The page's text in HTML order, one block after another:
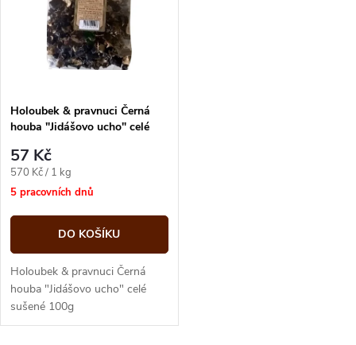
p
r
o
d
u
k
s
p
r
o
d
u
Holoubek & pravnuci Černá
houba "Jidášovo ucho" celé
57 Kč
Měrná
cena:
570 Kč / 1 kg
5 pracovních dnů
DO KOŠÍKU
Holoubek & pravnuci Černá
houba "Jidášovo ucho" celé
sušené 100g